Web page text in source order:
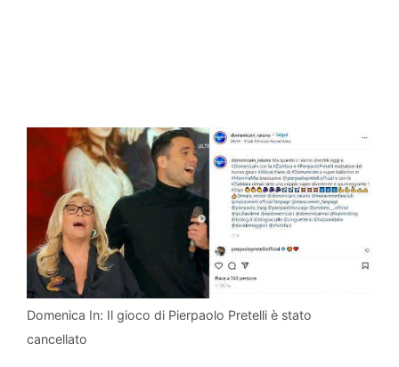
Domenica In: Il gioco di Pierpaolo Pretelli è stato
cancellato